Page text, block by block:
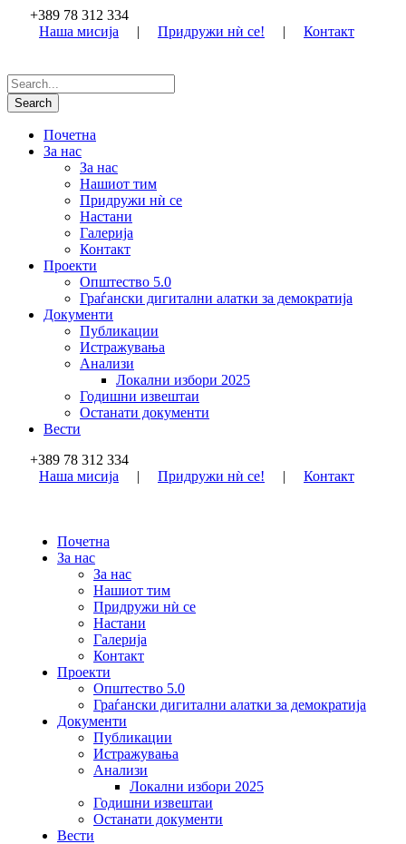
+389 78 312 334
Наша мисија
| Придружи нѝ се! | Контакт
Почетна
За нас
За нас
Нашиот тим
Придружи нѝ се
Настани
Галерија
Контакт
Проекти
Општество 5.0
Граѓански дигитални алатки за демократија
Документи
Публикации
Истражувања
Анализи
Локални избори 2025
Годишни извештаи
Останати документи
Вести
+389 78 312 334
Наша мисија
| Придружи нѝ се! | Контакт
Почетна
За нас
За нас
Нашиот тим
Придружи нѝ се
Настани
Галерија
Контакт
Проекти
Општество 5.0
Граѓански дигитални алатки за демократија
Документи
Публикации
Истражувања
Анализи
Локални избори 2025
Годишни извештаи
Останати документи
Вести